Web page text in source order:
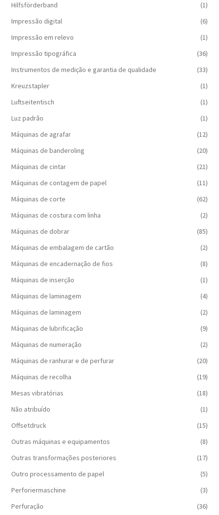
Hilfsförderband
(1)
Impressão digital
(6)
Impressão em relevo
(1)
Impressão tipográfica
(36)
Instrumentos de medição e garantia de qualidade
(33)
Kreuzstapler
(1)
Luftseitentisch
(1)
Luz padrão
(1)
Máquinas de agrafar
(12)
Máquinas de banderoling
(20)
Máquinas de cintar
(21)
Máquinas de contagem de papel
(11)
Máquinas de corte
(62)
Máquinas de costura com linha
(2)
Máquinas de dobrar
(85)
Máquinas de embalagem de cartão
(2)
Máquinas de encadernação de fios
(8)
Máquinas de inserção
(1)
Máquinas de laminagem
(4)
Máquinas de laminagem
(2)
Máquinas de lubrificação
(9)
Máquinas de numeração
(2)
Máquinas de ranhurar e de perfurar
(20)
Máquinas de recolha
(19)
Mesas vibratórias
(18)
Não atribuído
(1)
Offsetdruck
(15)
Outras máquinas e equipamentos
(8)
Outras transformações posteriores
(17)
Outro processamento de papel
(5)
Perforiermaschine
(3)
Perfuração
(36)